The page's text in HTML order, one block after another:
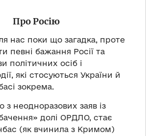
Про Росію
нас поки що загадка, проте
певні бажання Росії та
політичних осіб і
які стосуються України й
зокрема.
неодноразових заяв із
долі ОРДЛО, стає
(як вчинила з Кримом)